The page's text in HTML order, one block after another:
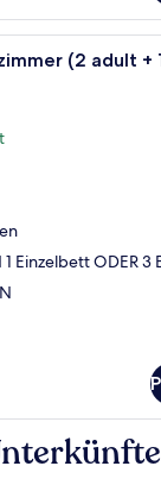
Ein
(2 adult +
Einzelbett ODER 3